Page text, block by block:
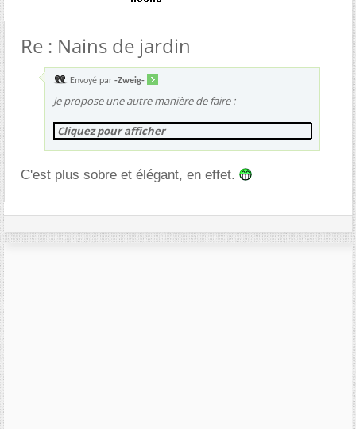
Re : Nains de jardin
Envoyé par -Zweig-
Je propose une autre manière de faire :
Cliquez pour afficher
C'est plus sobre et élégant, en effet.